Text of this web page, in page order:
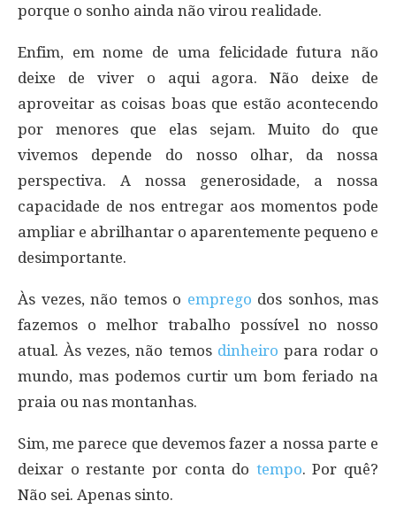
porque o sonho ainda não virou realidade.
Enfim, em nome de uma felicidade futura não
deixe de viver o aqui agora. Não deixe de
aproveitar as coisas boas que estão acontecendo
por menores que elas sejam. Muito do que
vivemos depende do nosso olhar, da nossa
perspectiva. A nossa generosidade, a nossa
capacidade de nos entregar aos momentos pode
ampliar e abrilhantar o aparentemente pequeno e
desimportante.
Às vezes, não temos o emprego dos sonhos, mas
fazemos o melhor trabalho possível no nosso
atual. Às vezes, não temos dinheiro para rodar o
mundo, mas podemos curtir um bom feriado na
praia ou nas montanhas.
Sim, me parece que devemos fazer a nossa parte e
deixar o restante por conta do tempo. Por quê?
Não sei. Apenas sinto.